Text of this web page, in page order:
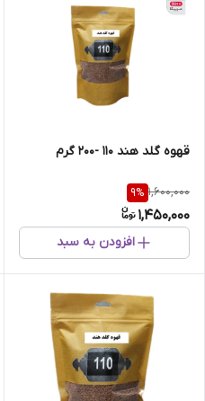
قهوه گلد هند 110 -200 گرم
1,600,000
9%
1,450,000
افزودن به سبد